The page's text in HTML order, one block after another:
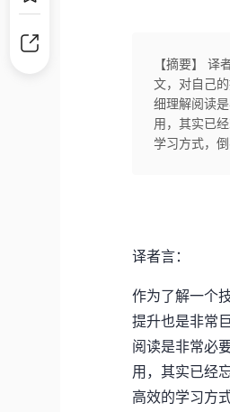
【摘要】
文，对自己
细理解阅读
用，其实已
学习方式，
译者言：
作为了解一个
提升也是非常
阅读是非常必
用，其实已经
高效的学习方